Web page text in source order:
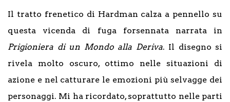
Il tratto frenetico di Hardman calza a pennello su
questa vicenda di fuga forsennata narrata in
Prigioniera di un Mondo alla Deriva. Il disegno si
rivela molto oscuro, ottimo nelle situazioni di
azione e nel catturare le emozioni più selvagge dei
personaggi. Mi ha ricordato, soprattutto nelle parti